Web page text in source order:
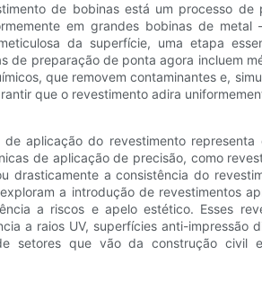
de bobinas está um processo de
em grandes bobinas de
da superfície, uma etapa
de preparação de ponta agora incluem
que removem contaminantes e,
que o revestimento adira
aplicação do revestimento
de aplicação de precisão, como
drasticamente a consistência do
a introdução de revestimentos
a riscos e apelo estético. Esses
a raios UV, superfícies anti-impressão
setores que vão da construção civil